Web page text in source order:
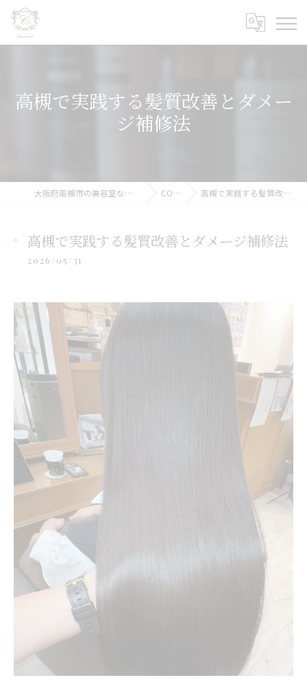
高槻で実践する髪質改善とダメー
ジ補修法
大阪府高槻市の美容室ならCharmant シェルマン COLUMN 高槻で実践する髪質改善とダメージ補修法
高槻で実践する髪質改善とダメージ補修法
2026/05/31